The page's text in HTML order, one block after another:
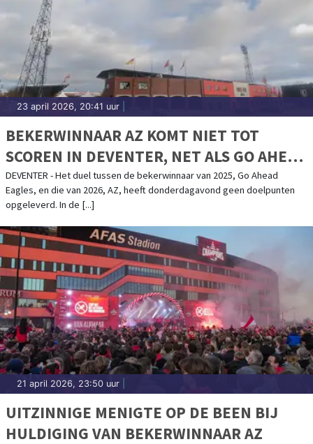
23 april 2026, 20:41 uur
BEKERWINNAAR AZ KOMT NIET TOT
SCOREN IN DEVENTER, NET ALS GO AHEAD
EAGLES
DEVENTER - Het duel tussen de bekerwinnaar van 2025, Go Ahead
Eagles, en die van 2026, AZ, heeft donderdagavond geen doelpunten
opgeleverd. In de [...]
21 april 2026, 23:50 uur
UITZINNIGE MENIGTE OP DE BEEN BIJ
HULDIGING VAN BEKERWINNAAR AZ